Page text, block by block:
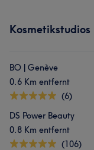
BO | Genève
0.6 Km entfernt
(6)
DS Power Beauty
0.8 Km entfernt
(106)